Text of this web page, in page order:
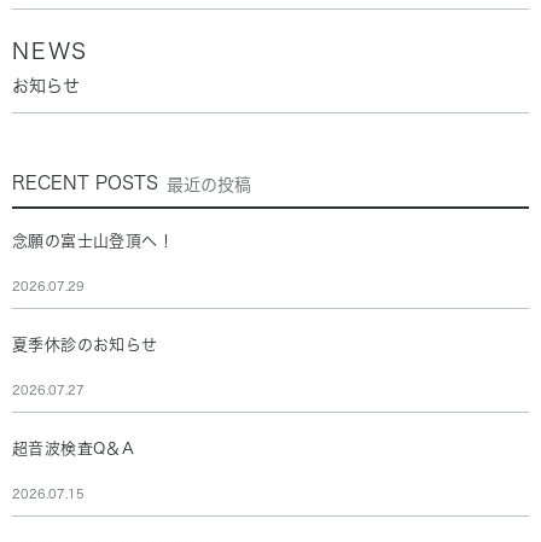
NEWS
お知らせ
RECENT POSTS 最近の投稿
念願の富士山登頂へ！
2026.07.29
夏季休診のお知らせ
2026.07.27
超音波検査Q＆A
2026.07.15